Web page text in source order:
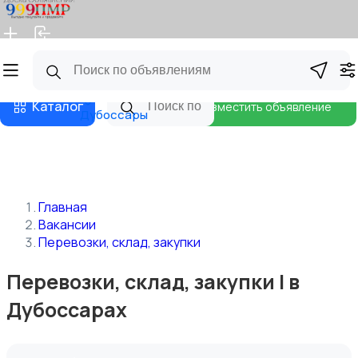
Главная
КаталогДубоссары
Разместить объявление
Главная
Вакансии
Перевозки, склад, закупки
Перевозки, склад, закупки | в
Дубоссарах